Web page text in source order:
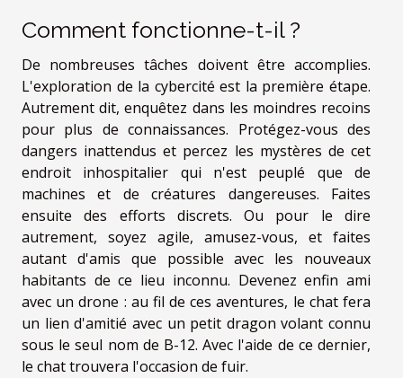
Comment fonctionne-t-il ?
De nombreuses tâches doivent être accomplies.
L'exploration de la cybercité est la première étape.
Autrement dit, enquêtez dans les moindres recoins
pour plus de connaissances. Protégez-vous des
dangers inattendus et percez les mystères de cet
endroit inhospitalier qui n'est peuplé que de
machines et de créatures dangereuses. Faites
ensuite des efforts discrets. Ou pour le dire
autrement, soyez agile, amusez-vous, et faites
autant d'amis que possible avec les nouveaux
habitants de ce lieu inconnu. Devenez enfin ami
avec un drone : au fil de ces aventures, le chat fera
un lien d'amitié avec un petit dragon volant connu
sous le seul nom de B-12. Avec l'aide de ce dernier,
le chat trouvera l'occasion de fuir.